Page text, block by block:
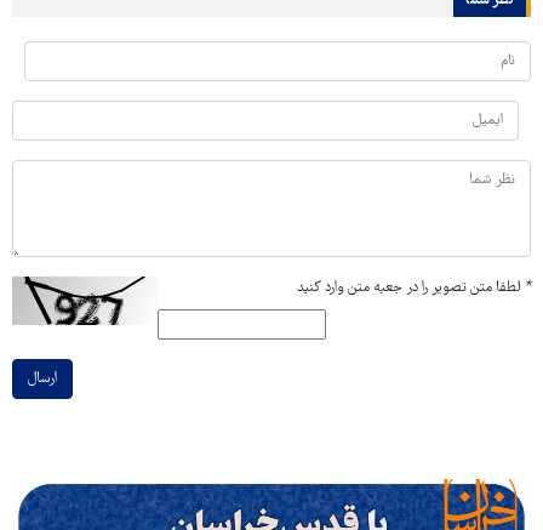
* لطفا متن تصویر را در جعبه متن وارد کنید
ارسال